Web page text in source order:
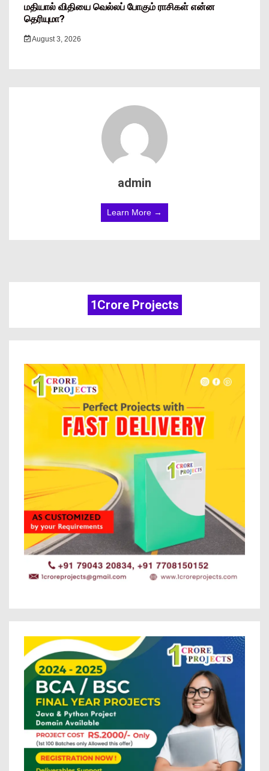
மதியால் விதியை வெல்லப் போகும் ராசிகள் என்ன
தெரியுமா?
August 3, 2026
admin
Learn More →
1Crore Projects